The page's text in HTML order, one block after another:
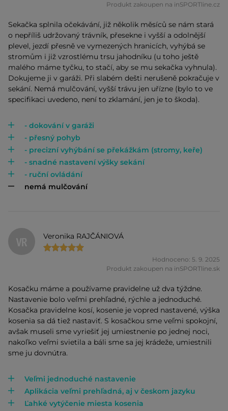
Produkt zakoupen na inSPORTline.cz
Sekačka splnila očekávání, již několik měsíců se nám stará
o nepříliš udržovaný trávník, přesekne i vyšší a odolnější
plevel, jezdí přesně ve vymezených hranicích, vyhýbá se
stromům i již vzrostlému trsu jahodníku (u toho ještě
malého máme tyčku, to stačí, aby se mu sekačka vyhnula).
Dokujeme ji v garáži. Při slabém dešti nerušeně pokračuje v
sekání. Nemá mulčování, vyšší trávu jen uřízne (bylo to ve
specifikaci uvedeno, není to zklamání, jen je to škoda).
- dokování v garáži
- přesný pohyb
- precizní vyhýbání se překážkám (stromy, keře)
- snadné nastavení výšky sekání
- ruční ovládání
nemá mulčování
VR Veronika RAJČÁNIOVÁ
Hodnoceno: 5. 9. 2025
Produkt zakoupen na inSPORTline.sk
Kosačku máme a používame pravidelne už dva týždne.
Nastavenie bolo veľmi prehľadné, rýchle a jednoduché.
Kosačka pravidelne kosí, kosenie je vopred nastavené, výška
kosenia sa dá tiež nastaviť. S kosačkou sme veľmi spokojní,
avšak museli sme vyriešiť jej umiestnenie po jednej noci,
nakoľko veľmi svietila a báli sme sa jej krádeže, umiestnili
sme ju dovnútra.
Veľmi jednoduché nastavenie
Aplikácia veľmi prehľadná, aj v českom jazyku
Ľahké vytýčenie miesta kosenia